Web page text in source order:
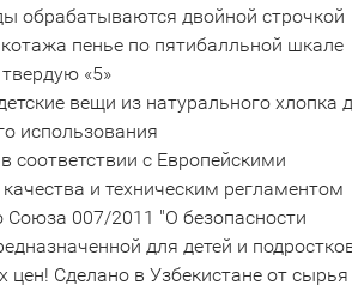
обрабатываются двойной строчкой
пенье по пятибалльной шкале
«5»
вещи из натурального хлопка
использования
соответствии с Европейскими
и техническим регламентом
007/2011 "О безопасности
для детей и
цен! Сделано в Узбекистане от